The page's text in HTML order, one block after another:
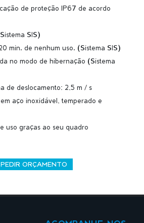
de proteção IP67 de acordo
SIS)
min. de nenhum uso. (Sistema SIS)
no modo de hibernação (Sistema
de deslocamento: 2,5 m / s
aço inoxidável, temperado e
uso graças ao seu quadro
PEDIR ORÇAMENTO